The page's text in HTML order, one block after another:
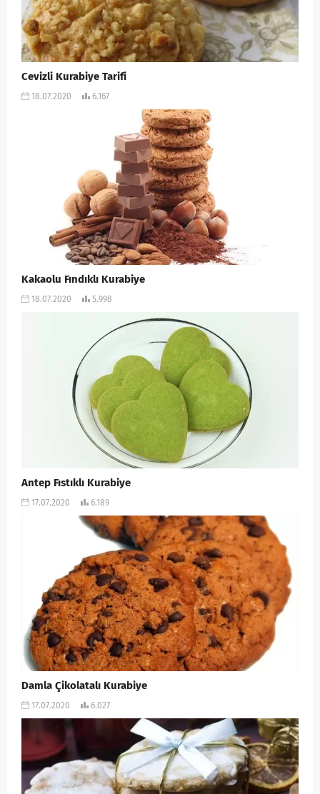
Cevizli Kurabiye Tarifi
18.07.2020 6.167
Kakaolu Fındıklı Kurabiye
18.07.2020 5.998
Antep Fıstıklı Kurabiye
17.07.2020 6.189
Damla Çikolatalı Kurabiye
17.07.2020 6.027